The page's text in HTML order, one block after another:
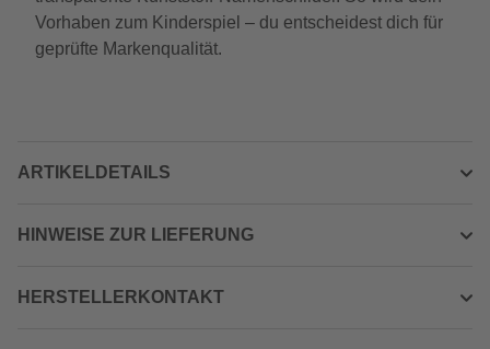
Vorhaben zum Kinderspiel – du entscheidest dich für
geprüfte Markenqualität.
ARTIKELDETAILS
HINWEISE ZUR LIEFERUNG
HERSTELLERKONTAKT